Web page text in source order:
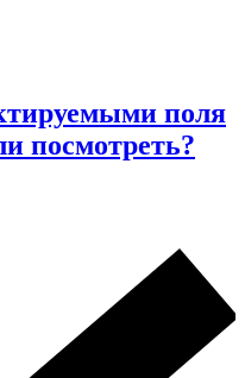
поля
посмотреть?